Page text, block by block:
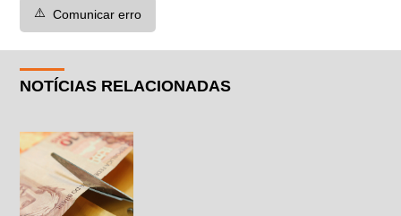
⚠️ Comunicar erro
NOTÍCIAS RELACIONADAS